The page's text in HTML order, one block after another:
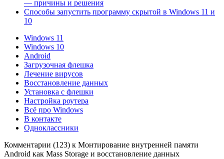
— причины и решения
Способы запустить программу скрытой в Windows 11 и
10
Windows 11
Windows 10
Android
Загрузочная флешка
Лечение вирусов
Восстановление данных
Установка с флешки
Настройка роутера
Всё про Windows
В контакте
Одноклассники
Комментарии (123) к Монтирование внутренней памяти
Android как Mass Storage и восстановление данных